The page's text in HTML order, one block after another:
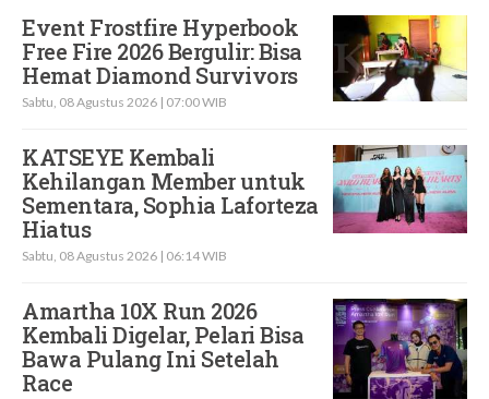
Event Frostfire Hyperbook
Free Fire 2026 Bergulir: Bisa
Hemat Diamond Survivors
Sabtu, 08 Agustus 2026 | 07:00 WIB
KATSEYE Kembali
Kehilangan Member untuk
Sementara, Sophia Laforteza
Hiatus
Sabtu, 08 Agustus 2026 | 06:14 WIB
Amartha 10X Run 2026
Kembali Digelar, Pelari Bisa
Bawa Pulang Ini Setelah
Race